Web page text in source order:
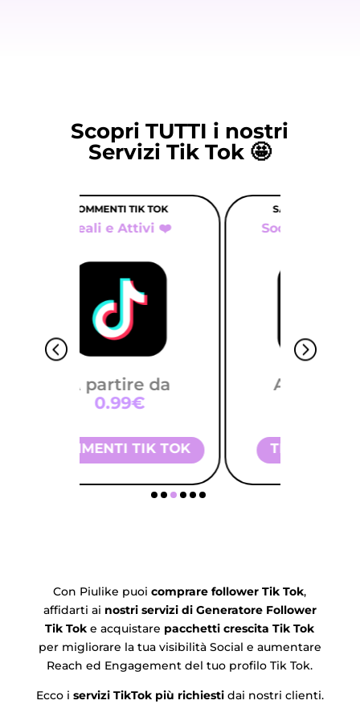
Scopri TUTTI i nostri
Servizi Tik Tok 🤩
SALVATAGGI TIK TOK
Social Proof Plus ✨
A partire da
TIK TOK SAVES
Con Piulike puoicomprare follower Tik Tok,
affidarti ai nostri servizi di Generatore Follower
Tik Tok e acquistare pacchetti crescita Tik Tok
per migliorare la tua visibilità Social e aumentare
Reach ed Engagement del tuo profilo Tik Tok.
Ecco i servizi TikTok più richiestidai nostri clienti.